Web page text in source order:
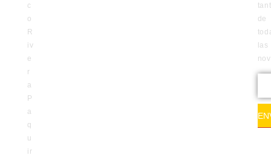
c
o
R
iv
e
r
a
P
a
q
u
ir
de
las